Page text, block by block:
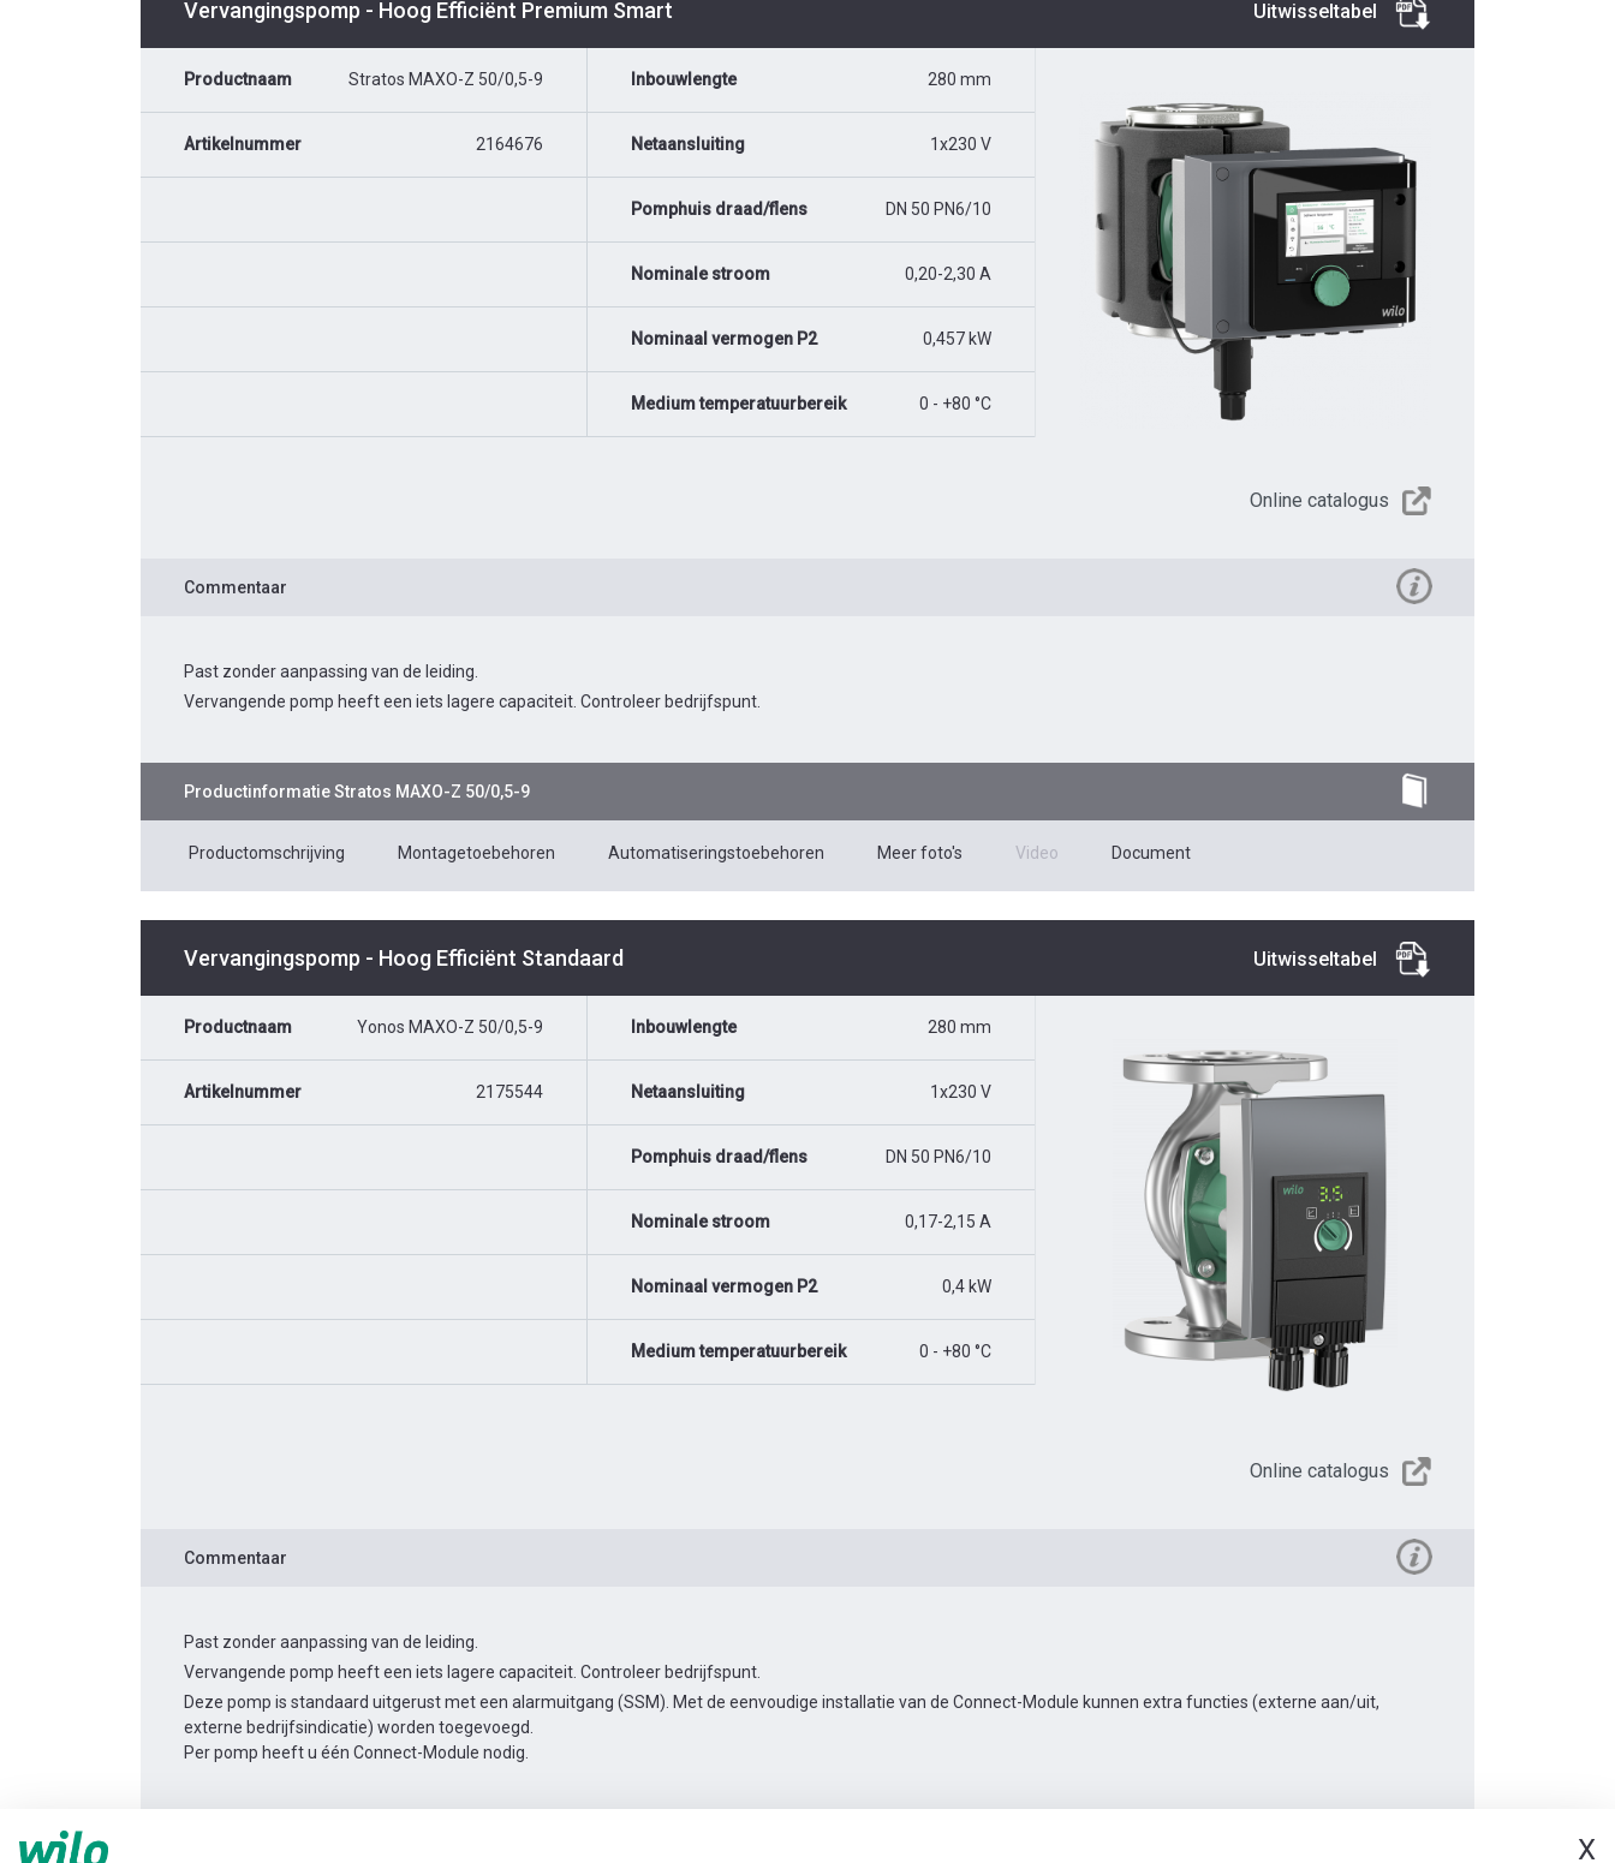
X
Vervangingspomp - Hoog Efficiënt Premium Smart Uitwisseltabel
Productnaam Stratos MAXO-Z 50/0,5-9
Artikelnummer 2164676
Inbouwlengte 280 mm
Netaansluiting 1x230 V
Pomphuis draad/flens DN 50 PN6/10
Nominale stroom 0,20-2,30 A
Nominaal vermogen P2 0,457 kW
Medium temperatuurbereik 0 - +80 °C
Online catalogus
Commentaar
Past zonder aanpassing van de leiding.
Vervangende pomp heeft een iets lagere capaciteit. Controleer bedrijfspunt.
ProductinformatieStratos MAXO-Z 50/0,5-9
Productomschrijving Montagetoebehoren Automatiseringstoebehoren Meer foto's Video Document
Vervangingspomp - Hoog Efficiënt Standaard Uitwisseltabel
Productnaam Yonos MAXO-Z 50/0,5-9
Artikelnummer 2175544
Inbouwlengte 280 mm
Netaansluiting 1x230 V
Pomphuis draad/flens DN 50 PN6/10
Nominale stroom 0,17-2,15 A
Nominaal vermogen P2 0,4 kW
Medium temperatuurbereik 0 - +80 °C
Online catalogus
Commentaar
Past zonder aanpassing van de leiding.
Vervangende pomp heeft een iets lagere capaciteit. Controleer bedrijfspunt.
Deze pomp is standaard uitgerust met een alarmuitgang (SSM). Met de eenvoudige installatie van de Connect-Module kunnen extra functies (externe aan/uit,
externe bedrijfsindicatie) worden toegevoegd.
Per pomp heeft u één Connect-Module nodig.